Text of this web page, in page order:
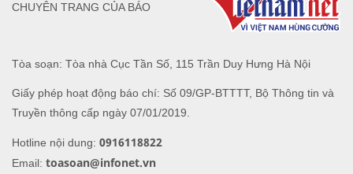
Tòa soạn: Tòa nhà Cục Tần Số, 115 Trần Duy Hưng Hà Nội
Giấy phép hoạt động báo chí: Số 09/GP-BTTTT, Bộ Thông tin và
Truyền thông cấp ngày 07/01/2019.
Hotline nội dung: 0916118822
Email: toasoan@infonet.vn
CHUYÊN TRANG CỦA BÁO